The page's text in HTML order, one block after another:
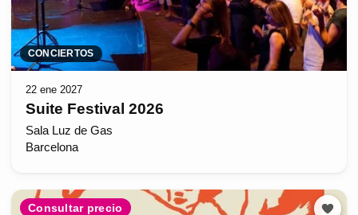
CONCIERTOS
22 ene 2027
Suite Festival 2026
Sala Luz de Gas
Barcelona
Consultar precio